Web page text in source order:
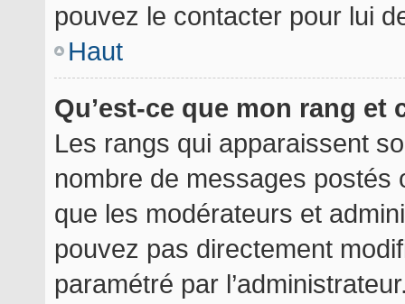
pouvez le contacter pour lui
Haut
Qu’est-ce que mon rang
Les rangs qui apparaissent
nombre de messages postés
que les modérateurs et
pouvez pas directement
paramétré par